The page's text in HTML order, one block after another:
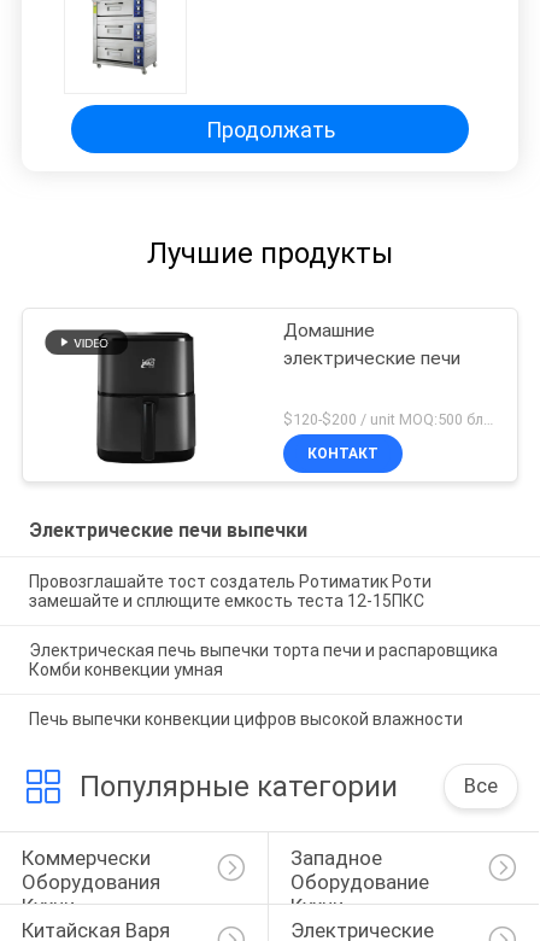
Продолжать
Лучшие продукты
Домашние
электрические печи
$120-$200 / unit MOQ:500 блоков
КОНТАКТ
Электрические печи выпечки
Провозглашайте тост создатель Ротиматик Роти
замешайте и сплющите емкость теста 12-15ПКС
Электрическая печь выпечки торта печи и распаровщика
Комби конвекции умная
Печь выпечки конвекции цифров высокой влажности
Популярные категории Все
Коммерчески
Оборудования
Кухни
Западное
Оборудование
Кухни
Китайская Варя
Электрические